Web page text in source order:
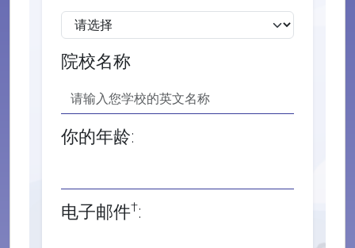
院校名称
你的年龄:
电子邮件†: